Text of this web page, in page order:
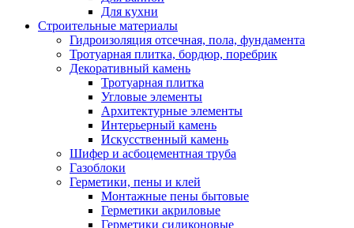
Для кухни
Строительные материалы
Гидроизоляция отсечная, пола, фундамента
Тротуарная плитка, бордюр, поребрик
Декоративный камень
Тротуарная плитка
Угловые элементы
Архитектурные элементы
Интерьерный камень
Искусственный камень
Шифер и асбоцементная труба
Газоблоки
Герметики, пены и клей
Монтажные пены бытовые
Герметики акриловые
Герметики силиконовые